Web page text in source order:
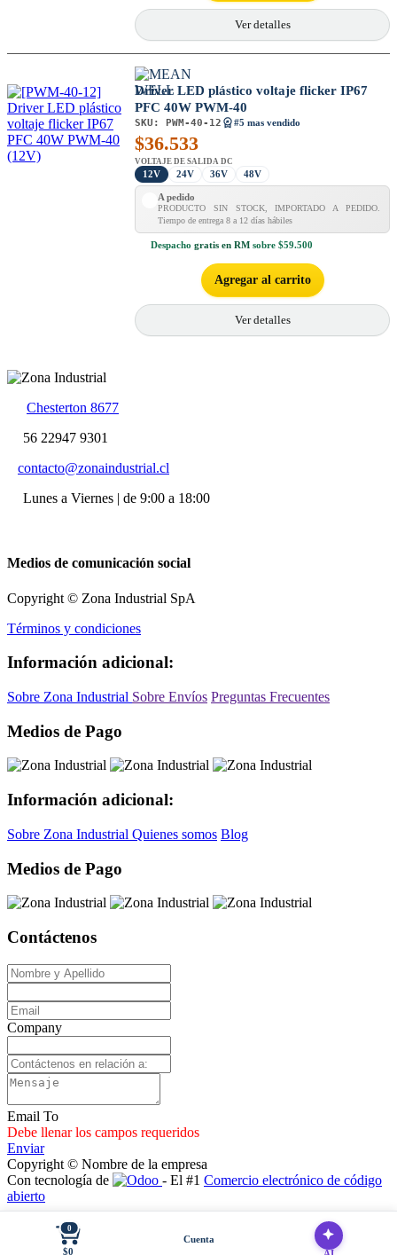
Ver detalles
Driver LED plástico voltaje flicker IP67
PFC 40W PWM-40
SKU: PWM-40-12 #5 mas vendido
$36.533
VOLTAJE DE SALIDA DC
12V 24V 36V 48V
A pedido
PRODUCTO SIN STOCK, IMPORTADO A PEDIDO.
Tiempo de entrega 8 a 12 días hábiles
Despacho gratis en RM sobre $59.500
Agregar al carrito
Ver detalles
Chesterton 8677
56 22947 9301
contacto@zonaindustrial.cl
Lunes a Viernes | de 9:00 a 18:00
Medios de comunicación social
Copyright © Zona Industrial SpA
Términos y condiciones
Información adicional:
Sobre Zona Industrial Sobre Envíos Preguntas Frecuentes
Medios de Pago
Información adicional:
Sobre Zona Industrial Quienes somos Blog
Medios de Pago
Contáctenos
Company
Email To
Debe llenar los campos requeridos
Enviar
Copyright © Nombre de la empresa
Con tecnología de
- El #1 Comercio electrónico de código
abierto
0
$0
Cuenta